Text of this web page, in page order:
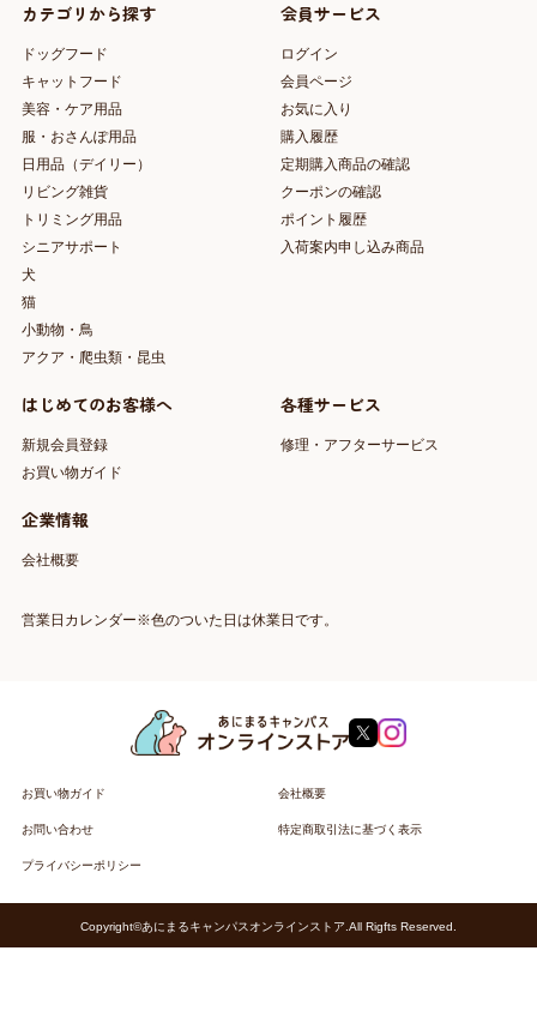
カテゴリから探す
ドッグフード
キャットフード
美容・ケア用品
服・おさんぽ用品
日用品（デイリー）
リビング雑貨
トリミング用品
シニアサポート
犬
猫
小動物・鳥
アクア・爬虫類・昆虫
会員サービス
ログイン
会員ページ
お気に入り
購入履歴
定期購入商品の確認
クーポンの確認
ポイント履歴
入荷案内申し込み商品
はじめてのお客様へ
新規会員登録
お買い物ガイド
各種サービス
修理・アフターサービス
企業情報
会社概要
営業日カレンダー※色のついた日は休業日です。
お買い物ガイド 会社概要
お問い合わせ 特定商取引法に基づく表示
プライバシーポリシー
Copyright©あにまるキャンパスオンラインストア.All Rigfts Reserved.